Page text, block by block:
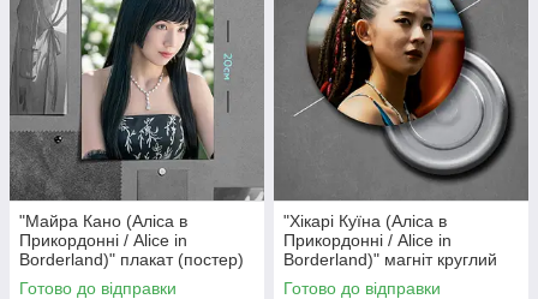
"Майра Кано (Аліса в
Прикордонні / Alice in
Borderland)" плакат (постер)
розміром А5 (14х20см)
Готово до відправки
"Хікарі Куїна (Аліса в
Прикордонні / Alice in
Borderland)" магніт круглий
Ø44 мм
Готово до відправки